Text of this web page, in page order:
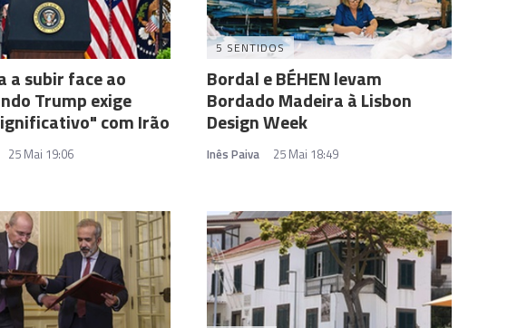
a subir face ao
Trump exige
com Irão
25 Mai 19:06
5 SENTIDOS
Bordal e BÉHEN levam
Bordado Madeira à Lisbon
Design Week
Inês Paiva 25 Mai 18:49